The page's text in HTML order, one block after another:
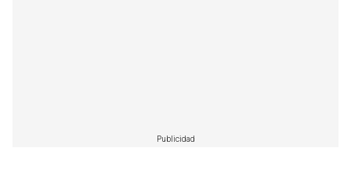
Publicidad